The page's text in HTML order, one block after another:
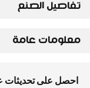
تفاصيل الصنع
معلومات عامة
احصل على تحديثات